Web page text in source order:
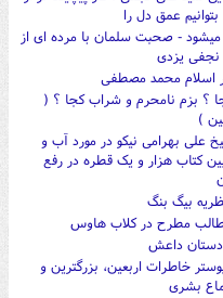
عمق دل را
- صحبت سلمان با مرده ای از
نجفی یزدی
اسلام محمد مصطفی
؟ بزم نامحرم و شراب کجا ؟ (
)
علی بهرامی نیکو در مورد آب و
کتاب هزار و یک قطره در رفع
بیگ بنگ
مطرح در کلاب هاوس
دستان داعش
خاطرات اربعین، بزرگترین و
بشری